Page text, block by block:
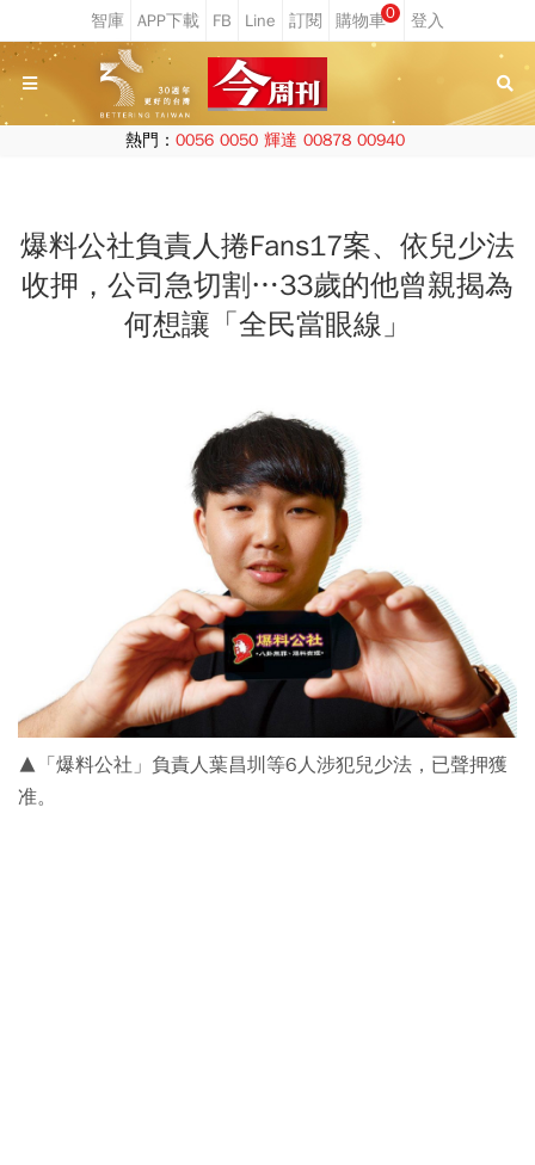
0
熱門： 0056 0050 輝達 00878 00940
爆料公社負責人捲Fans17案、依兒少法
收押，公司急切割…33歲的他曾親揭為
何想讓「全民當眼線」
▲「爆料公社」負責人葉昌圳等6人涉犯兒少法，已聲押獲
准。